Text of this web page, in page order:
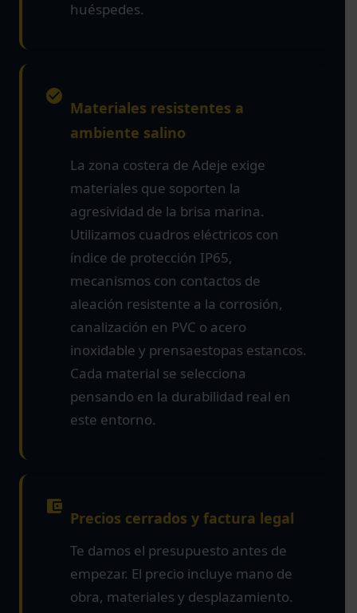
huéspedes.
Materiales resistentes a
ambiente salino
La zona costera de Adeje exige
materiales que soporten la
agresividad de la brisa marina.
Utilizamos cuadros eléctricos con
índice de protección IP65,
mecanismos con contactos de
aleación resistente a la corrosión,
canalización en PVC o acero
inoxidable y prensaestopas estancos.
Cada material se selecciona
pensando en la durabilidad real en
este entorno.
Precios cerrados y factura legal
Te damos el presupuesto antes de
empezar. El precio incluye mano de
obra, materiales y desplazamiento.